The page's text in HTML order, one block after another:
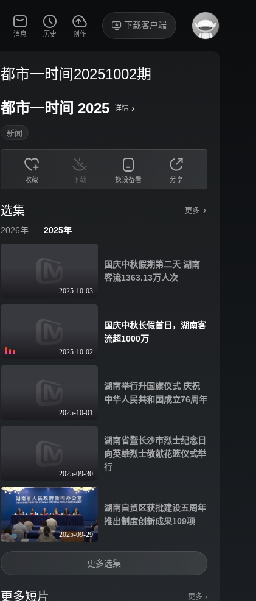
消息 历史 创作
下载客户端
都市一时间20251002期
都市一时间 2025 详情 ›
新闻
收藏 下载 换设备看 分享
选集 更多
2026年 2025年
2025-10-03
国庆中秋假期第二天 湖南
客流1363.13万人次
2025-10-02
国庆中秋长假首日，湖南客
流超1000万
2025-10-01
湖南举行升国旗仪式 庆祝
中华人民共和国成立76周年
2025-09-30
湖南省暨长沙市烈士纪念日
向英雄烈士敬献花篮仪式举
行
2025-09-29
湖南自贸区获批建设五周年
推出制度创新成果109项
更多选集
更多短片 更多 ›